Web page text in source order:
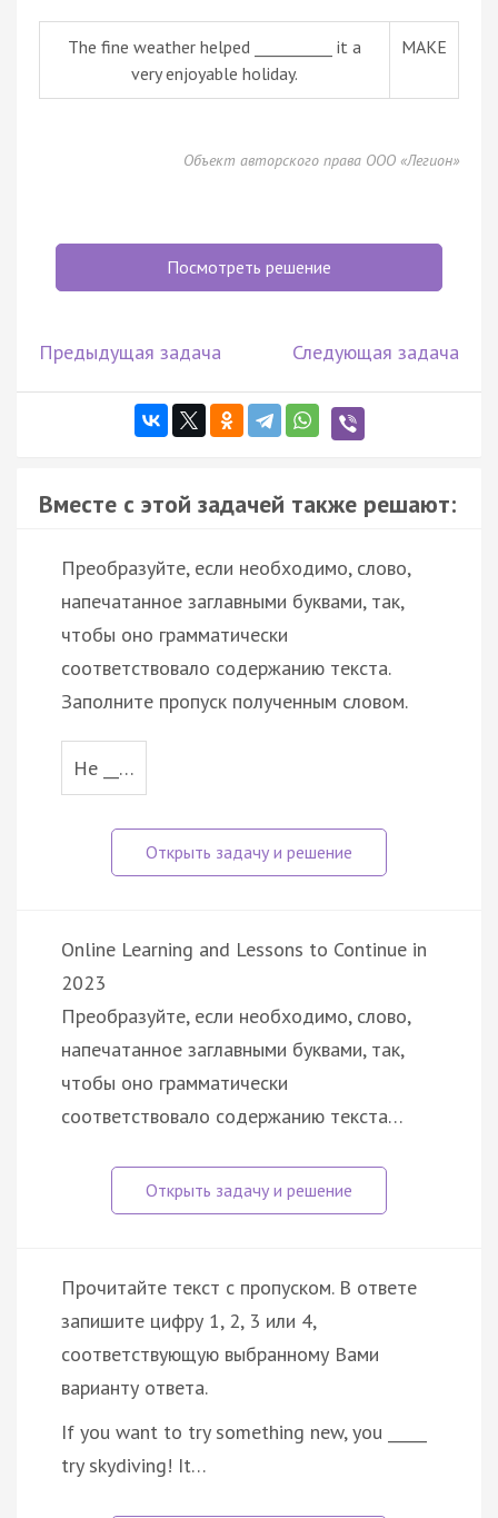
The fine weather helped __________ it a
very enjoyable holiday.
MAKE
Объект авторского права ООО «Легион»
Посмотреть решение
Предыдущая задача Следующая задача
Вместе с этой задачей также решают:
Преобразуйте, если необходимо, слово,
напечатанное заглавными буквами, так,
чтобы оно грамматически
соответствовало содержанию текста.
Заполните пропуск полученным словом.
He __…
Online Learning and Lessons to Continue in
2023
Преобразуйте, если необходимо, слово,
напечатанное заглавными буквами, так,
чтобы оно грамматически
соответствовало содержанию текста…
Прочитайте текст с пропуском. В ответе
запишите цифру 1, 2, 3 или 4,
соответствующую выбранному Вами
варианту ответа.
If you want to try something new, you _____
try skydiving! It…